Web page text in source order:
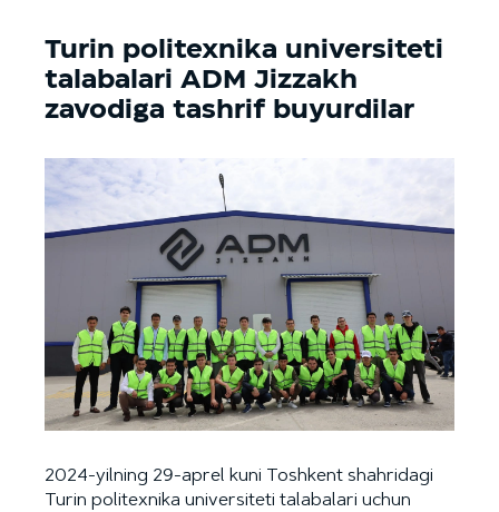
Turin politexnika universiteti
talabalari ADM Jizzakh
zavodiga tashrif buyurdilar
2024-yilning 29-aprel kuni Toshkent shahridagi
Turin politexnika universiteti talabalari uchun